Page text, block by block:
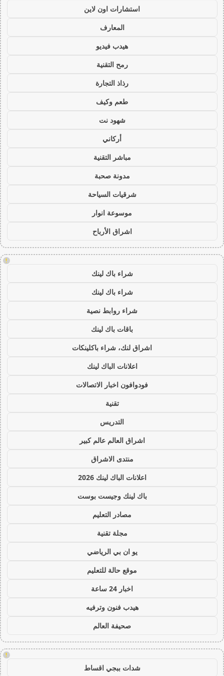
استشارات اون لاين
المعارف
هيدب فيديو
رمح التقنية
رذاذ التجارة
طعم وكيف
شهود نت
أركاني
مباشر التقنية
مدونة صحبة
شرقيات السياحة
موسوعة انوار
اشراق الأرباح
!
شراء باك لينك
شراء باك لينك
شراء روابط نصية
باقات باك لينك
اشراق لنك، شراء باكلينكات
اعلانات الباك لينك
فودوافون اخبار الاتصالات
تقنية
التدريس
اشراق العالم عالم كبير
منتدى الاشراق
اعلانات الباك لينك 2026
باك لينك وجيست بوست
مصادر التعليم
مجلة تقنية
يو ان بي الرياضي
موقع حالة للتعليم
اخبار 24 ساعة
هيدب فنون وترفيه
صحيفة العالم
!
شدات ببجي اقساط